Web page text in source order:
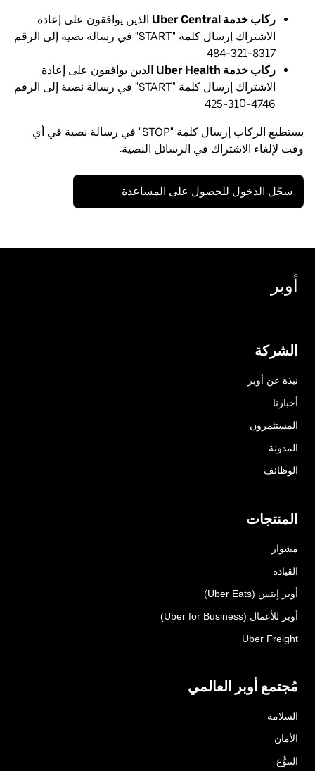
ركاب خدمة Uber Central
الذين يوافقون على إعادة
الاشتراك إرسال كلمة "START" في رسالة نصية إلى الرقم
‎484-321-8317
ركاب خدمة Uber Health
الذين يوافقون على إعادة
الاشتراك إرسال كلمة "START" في رسالة نصية إلى الرقم
‎425-310-4746
يستطيع الركاب إرسال كلمة "STOP" في رسالة نصية في أي
وقت لإلغاء الاشتراك في الرسائل النصية.
سجّل الدخول للحصول على المساعدة
أوبر
الشركة
نبذة عن أوبر
أخبارنا
المستثمرون
المدونة
الوظائف
المنتجات
مشوار
القيادة
أوبر إيتس (Uber Eats)
أوبر للأعمال (Uber for Business)
Uber Freight
مُجتمع أوبر العالمي
السلامة
الأمان
التنوُّع